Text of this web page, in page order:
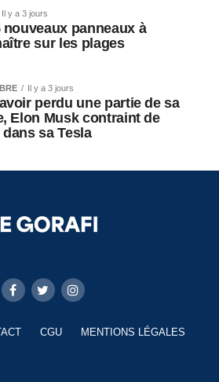
Il y a 3 jours
nouveaux panneaux à
sur les plages
Il y a 3 jours
perdu une partie de sa
Elon Musk contraint de
sa Tesla
CGU MENTIONS LÉGALES